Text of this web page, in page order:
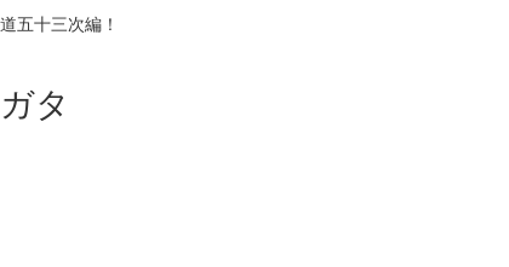
五十三次編！
タ